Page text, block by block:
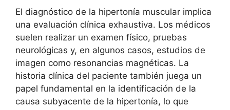
El diagnóstico de la hipertonía muscular implica
una evaluación clínica exhaustiva. Los médicos
suelen realizar un examen físico, pruebas
neurológicas y, en algunos casos, estudios de
imagen como resonancias magnéticas. La
historia clínica del paciente también juega un
papel fundamental en la identificación de la
causa subyacente de la hipertonía, lo que